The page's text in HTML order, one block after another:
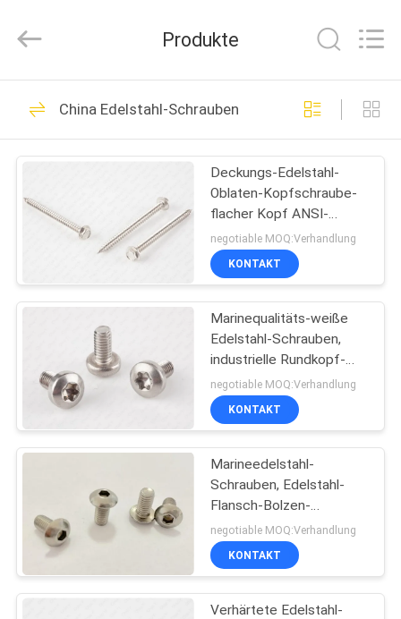
HAUS
PRODUKTE
ÜBER
FABRIK-
AUSFLUG
QUALITÄTSKONTROLLE
TRETEN
UNS
VERBINDUNG
Co,LTD.
Edelstahl-Schrauben
28
Spanplatten-
Schrauben
32
Selbst die Bohrung
Schrauben
Produkte
China Edelstahl-Schrauben
Deckungs-Edelstahl-
Oblaten-Kopfschraube-
flacher Kopf ANSI-
Standard A4 A2
negotiable MOQ:Verhandlung
KONTAKT
Marinequalitäts-weiße
Edelstahl-Schrauben,
industrielle Rundkopf-
Schrauben
negotiable MOQ:Verhandlung
KONTAKT
Marineedelstahl-
Schrauben, Edelstahl-
Flansch-Bolzen-
metrischer Hexen-
Antrieb
negotiable MOQ:Verhandlung
KONTAKT
Verhärtete Edelstahl-